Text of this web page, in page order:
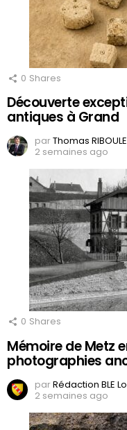
0 Shares
Découverte
antiques à Grand
parThomas
2 semaines ago
0 Shares
Mémoire de Metz
photographies
parRédaction BLE
2 semaines ago